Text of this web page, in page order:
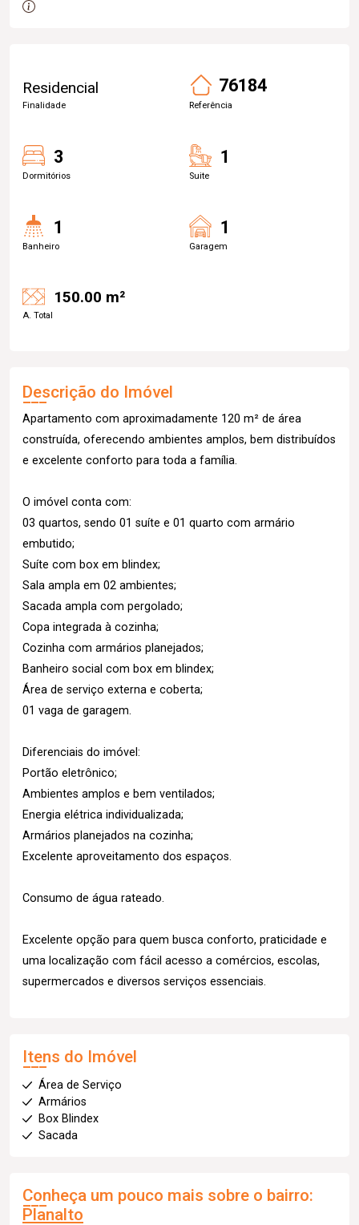
Residencial
Finalidade
76184
Referência
3
Dormitórios
1
Suite
1
Banheiro
1
Garagem
150.00 m²
A. Total
Descrição do Imóvel
Apartamento com aproximadamente 120 m² de área
construída, oferecendo ambientes amplos, bem distribuídos
e excelente conforto para toda a família.
O imóvel conta com:
03 quartos, sendo 01 suíte e 01 quarto com armário
embutido;
Suíte com box em blindex;
Sala ampla em 02 ambientes;
Sacada ampla com pergolado;
Copa integrada à cozinha;
Cozinha com armários planejados;
Banheiro social com box em blindex;
Área de serviço externa e coberta;
01 vaga de garagem.
Diferenciais do imóvel:
Portão eletrônico;
Ambientes amplos e bem ventilados;
Energia elétrica individualizada;
Armários planejados na cozinha;
Excelente aproveitamento dos espaços.
Consumo de água rateado.
Excelente opção para quem busca conforto, praticidade e
uma localização com fácil acesso a comércios, escolas,
supermercados e diversos serviços essenciais.
Itens do Imóvel
Área de Serviço
Armários
Box Blindex
Sacada
Conheça um pouco mais sobre o bairro:
Planalto